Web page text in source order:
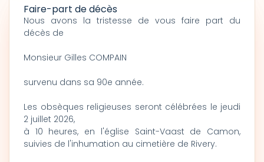
Faire-part de décès
Nous avons la tristesse de vous faire part du
décès de
Monsieur Gilles COMPAIN
survenu dans sa 90e année.
Les obsèques religieuses seront célébrées le jeudi
2 juillet 2026,
à 10 heures, en l'église Saint-Vaast de Camon,
suivies de l'inhumation au cimetière de Rivery.